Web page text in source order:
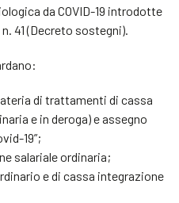
da COVID-19 introdotte
41 (Decreto sostegni).
di trattamenti di cassa
e in deroga) e assegno
19”;
salariale ordinaria;
e di cassa integrazione